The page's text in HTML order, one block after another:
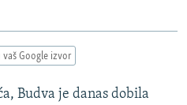
vaš Google izvor
Budva je danas dobila